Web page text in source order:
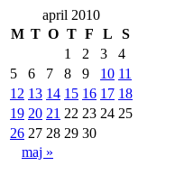
april 2010
M T O T F L
S
1
2 3
4
5
6 7 8 9 10 11
12 13 14 15 16 17 18
19 20 21 22 23 24 25
26 27 28 29 30
maj »